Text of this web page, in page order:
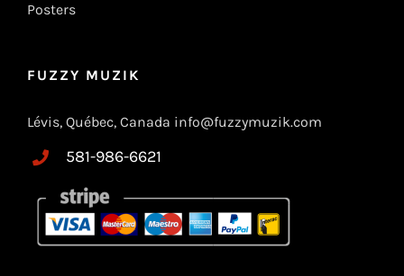
Posters
FUZZY MUZIK
Lévis, Québec, Canada info@fuzzymuzik.com
581-986-6621